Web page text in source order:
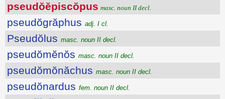
pseudŏĕpiscŏpus masc. noun II decl.
pseudŏgrăphus adj. I cl.
Pseudŏlus masc. noun II decl.
pseudŏmĕnŏs masc. noun II decl.
pseudŏmŏnăchus masc. noun II decl.
pseudŏnardus fem. noun II decl.